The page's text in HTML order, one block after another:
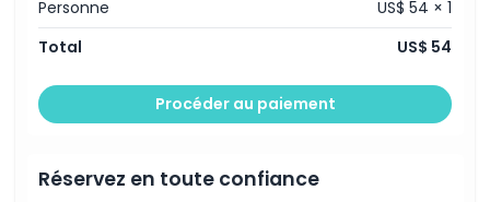
Heures d'ouverture
À savoir
Personne
US$ 54 × 1
Total
US$ 54
Procéder au paiement
Réservez en toute confiance